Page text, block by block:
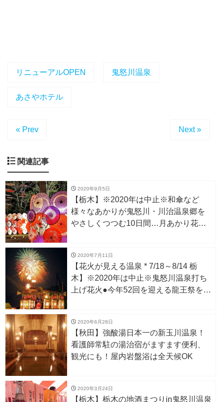
リニューアルOPEN 鬼怒川温泉
あさやホテル
« Prev Next »
関連記事
2020年9月5日
【栃木】※2020年は中止※和傘など
様々なあかりが鬼怒川・川治温泉郷を
やさしくつつむ10日間…月あかり花回
2020年7月11日
【花火が見える温泉 * 7/18～8/14 栃
木】※2020年は中止※鬼怒川温泉打ち
上げ花火●今年52回を迎える龍王祭を盛
2020年6月28日
【秋田】強酸湯日本一の新玉川温泉！
看護師常駐の湯治宿がますます便利、
観光にも！屋内岩盤浴は全天候OK
2020年3月24日
【栃木】栃木の地酒まつりin鬼怒川温泉